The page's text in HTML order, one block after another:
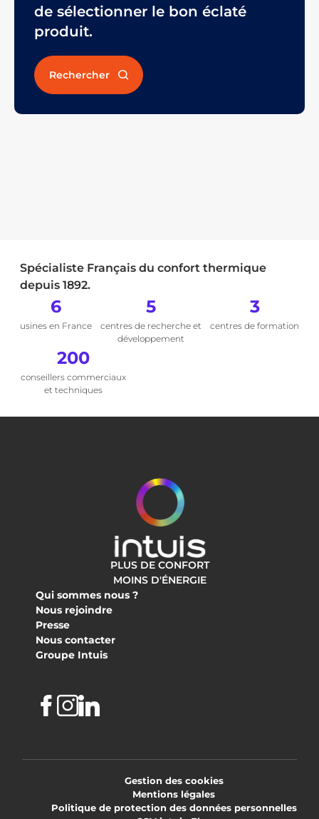
de sélectionner le bon éclaté
produit.
Rechercher
Spécialiste Français du confort thermique
depuis 1892.
6
usines en France
5
centres de recherche et
développement
3
centres de formation
200
conseillers commerciaux
et techniques
PLUS DE CONFORT
MOINS D'ÉNERGIE
Qui sommes nous ?
Nous rejoindre
Presse
Nous contacter
Groupe Intuis
Facebook
Instagram
Linkedin
Gestion des cookies
Mentions légales
Politique de protection des données personnelles